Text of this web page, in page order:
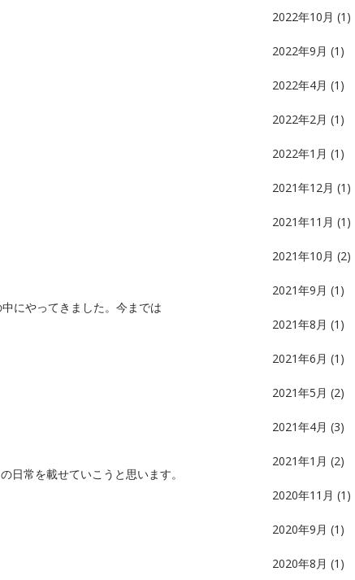
にやってきました。今までは
日常を載せていこうと思います。
2022年10月 (1)
2022年9月 (1)
2022年4月 (1)
2022年2月 (1)
2022年1月 (1)
2021年12月 (1)
2021年11月 (1)
2021年10月 (2)
2021年9月 (1)
2021年8月 (1)
2021年6月 (1)
2021年5月 (2)
2021年4月 (3)
2021年1月 (2)
2020年11月 (1)
2020年9月 (1)
2020年8月 (1)